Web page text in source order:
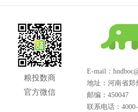
粮投数商
官方微信
E-mail：
地址：河南省郑
邮编：450047
联系电话：